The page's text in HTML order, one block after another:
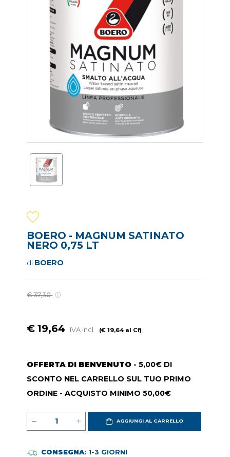
BOERO - MAGNUM SATINATO
NERO 0,75 LT
di BOERO
€ 37,30
€ 19,64 IVA incl. (€ 19,64 al Cf)
OFFERTA DI BENVENUTO - 5,00€ DI
SCONTO NEL CARRELLO SUL TUO PRIMO
ORDINE - ACQUISTO MINIMO 50,00€
AGGIUNGI AL CARRELLO
CONSEGNA: 1-3 GIORNI